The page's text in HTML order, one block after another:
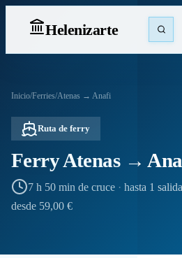
Helenizarte
Inicio/Ferries/Atenas → Anafi
Ruta de ferry
Ferry Atenas →
7 h 50 min de cruce · hasta 1
desde 59,00 €